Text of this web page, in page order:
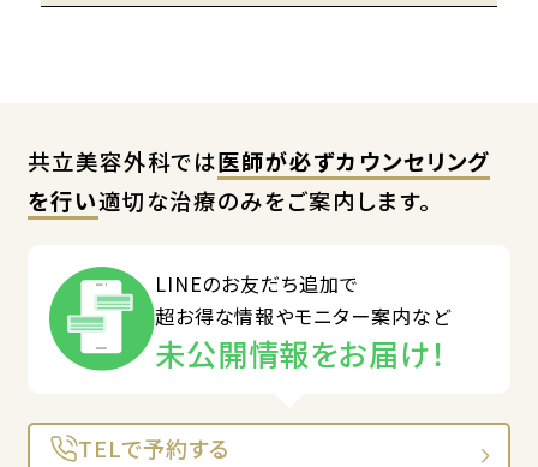
共立美容外科では医師が必ずカウンセリング
を行い適切な治療のみをご案内します。
LINEのお友だち追加で
超お得な情報やモニター案内など
未公開情報をお届け！
TELで予約する